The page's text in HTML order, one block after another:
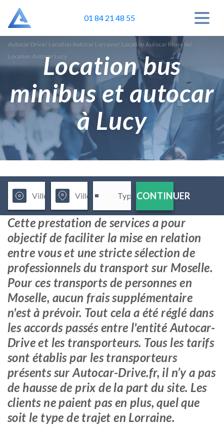
01 84 21 48 55
Autocar Drive/ Location Autocar Lorraine/ Location Autocar Moselle/
Location Autocar LucyLocation bus
minibus et autocar
à Lucy
CONTINUER
Cette prestation de services a pour
objectif de faciliter la mise en relation
entre vous et une stricte sélection de
professionnels du transport sur Moselle.
Pour ces transports de personnes en
Moselle, aucun frais supplémentaire
n'est à prévoir. Tout cela a été réglé dans
les accords passés entre l'entité Autocar-
Drive et les transporteurs. Tous les tarifs
sont établis par les transporteurs
présents sur Autocar-Drive.fr, il n’y a pas
de hausse de prix de la part du site. Les
clients ne paient pas en plus, quel que
soit le type de trajet en Lorraine.